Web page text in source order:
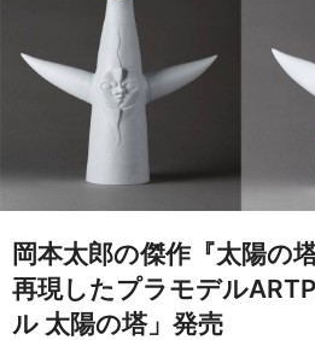
岡本太郎の傑作『太陽の
再現したプラモデル
ル 太陽の塔」発売